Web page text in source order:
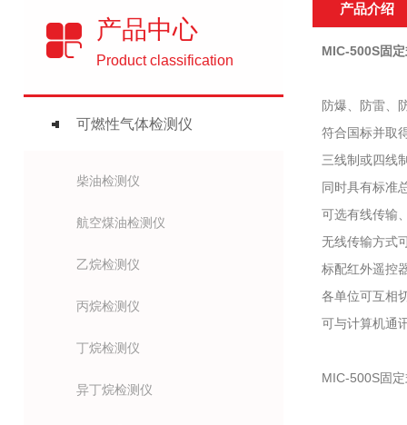
产品中心
Product classification
可燃性气体检测仪
柴油检测仪
航空煤油检测仪
乙烷检测仪
丙烷检测仪
丁烷检测仪
异丁烷检测仪
产品介绍
MIC-500S固
防爆、防雷、
符合国标并取
三线制或四线
同时具有标准
可选有线传输
无线传输方式
标配红外遥控
各单位可互相
可与计算机通
MIC-500S固